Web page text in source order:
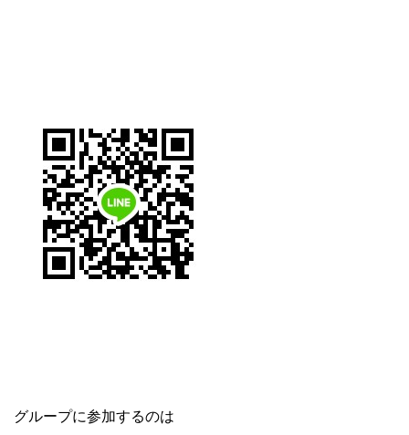
グループに参加するのは